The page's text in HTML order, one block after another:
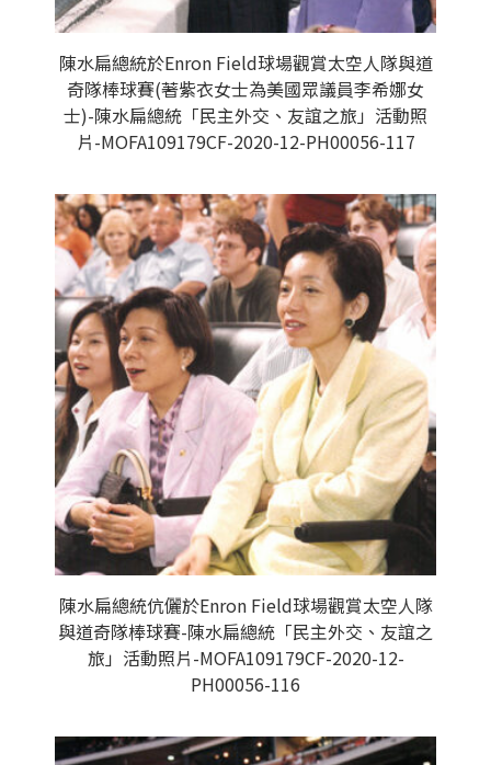
陳水扁總統於Enron Field球場觀賞太空人隊與道
奇隊棒球賽(著紫衣女士為美國眾議員李希娜女
士)-陳水扁總統「民主外交、友誼之旅」活動照
片-MOFA109179CF-2020-12-PH00056-117
陳水扁總統伉儷於Enron Field球場觀賞太空人隊
與道奇隊棒球賽-陳水扁總統「民主外交、友誼之
旅」活動照片-MOFA109179CF-2020-12-
PH00056-116